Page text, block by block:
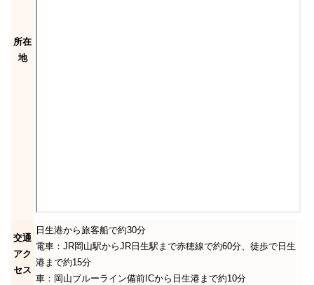
所在
地
交通
アク
セス
日生港から旅客船で約30分
電車：JR岡山駅からJR日生駅まで赤穂線で約60分、徒歩で日生
港まで約15分
車：岡山ブルーライン備前ICから日生港まで約10分